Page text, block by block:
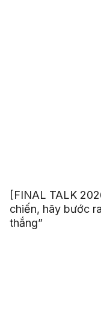
[FINAL TALK
chiến, hãy bước
thắng”